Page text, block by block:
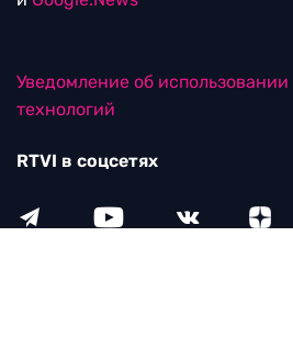
Уведомление об
технологий
RTVI в соцсетях